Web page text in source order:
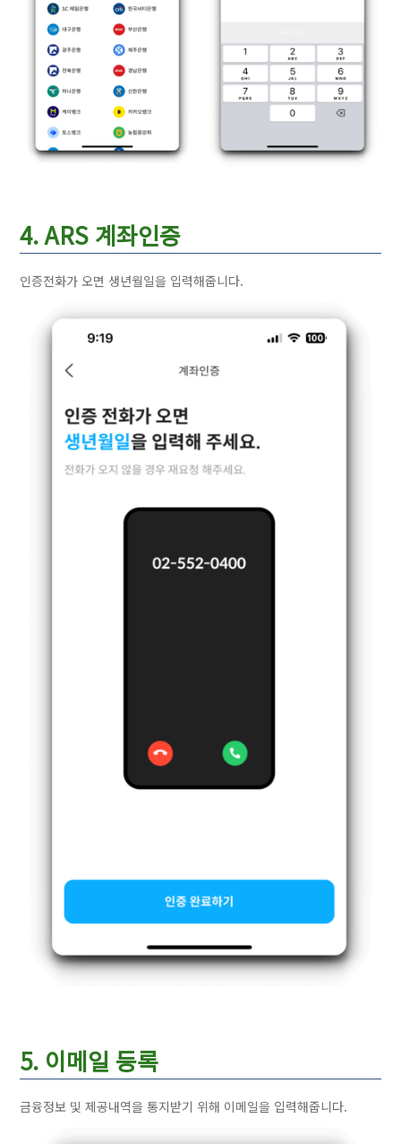
4. ARS 계좌인증
인증전화가 오면 생년월일을 입력해줍니다.
5. 이메일 등록
금융정보 및 제공내역을 통지받기 위해 이메일을 입력해줍니다.